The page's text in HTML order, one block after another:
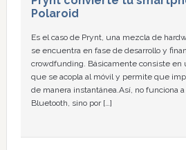
Polaroid
Es el caso de Prynt, una mezcla de
se encuentra en fase de desarrollo y
crowdfunding. Básicamente consiste en
que se acopla al móvil y permite que
de manera instantánea.Así, no funciona
Bluetooth, sino por […]